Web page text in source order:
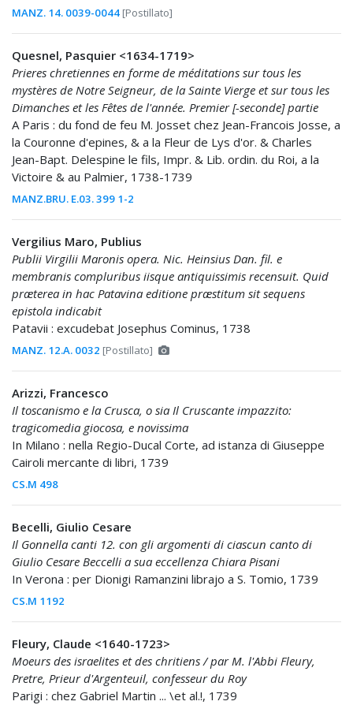
MANZ. 14. 0039-0044 [Postillato]
Quesnel, Pasquier <1634-1719>
Prieres chretiennes en forme de méditations sur tous les
mystères de Notre Seigneur, de la Sainte Vierge et sur tous les
Dimanches et les Fêtes de l'année. Premier [-seconde] partie
A Paris : du fond de feu M. Josset chez Jean-Francois Josse, a
la Couronne d'epines, & a la Fleur de Lys d'or. & Charles
Jean-Bapt. Delespine le fils, Impr. & Lib. ordin. du Roi, a la
Victoire & au Palmier, 1738-1739
MANZ.BRU. E.03. 399 1-2
Vergilius Maro, Publius
Publii Virgilii Maronis opera. Nic. Heinsius Dan. fil. e
membranis compluribus iisque antiquissimis recensuit. Quid
præterea in hac Patavina editione præstitum sit sequens
epistola indicabit
Patavii : excudebat Josephus Cominus, 1738
MANZ. 12.A. 0032 [Postillato]
Arizzi, Francesco
Il toscanismo e la Crusca, o sia Il Cruscante impazzito:
tragicomedia giocosa, e novissima
In Milano : nella Regio-Ducal Corte, ad istanza di Giuseppe
Cairoli mercante di libri, 1739
CS.M 498
Becelli, Giulio Cesare
Il Gonnella canti 12. con gli argomenti di ciascun canto di
Giulio Cesare Beccelli a sua eccellenza Chiara Pisani
In Verona : per Dionigi Ramanzini librajo a S. Tomio, 1739
CS.M 1192
Fleury, Claude <1640-1723>
Moeurs des israelites et des chritiens / par M. l'Abbi Fleury,
Pretre, Prieur d'Argenteuil, confesseur du Roy
Parigi : chez Gabriel Martin ... \et al.!, 1739